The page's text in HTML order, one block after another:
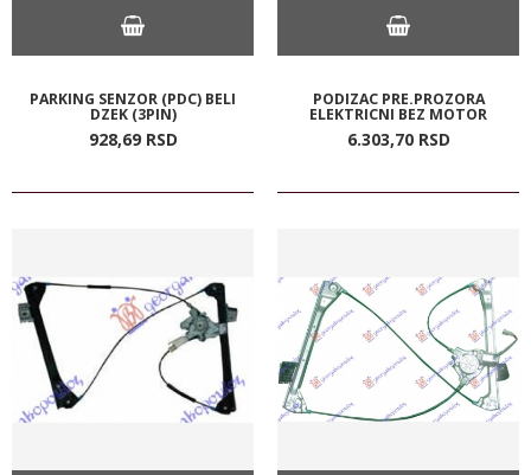
PARKING SENZOR (PDC) BELI
DZEK (3PIN)
928,69 RSD
PODIZAC PRE.PROZORA
ELEKTRICNI BEZ MOTOR
6.303,70 RSD